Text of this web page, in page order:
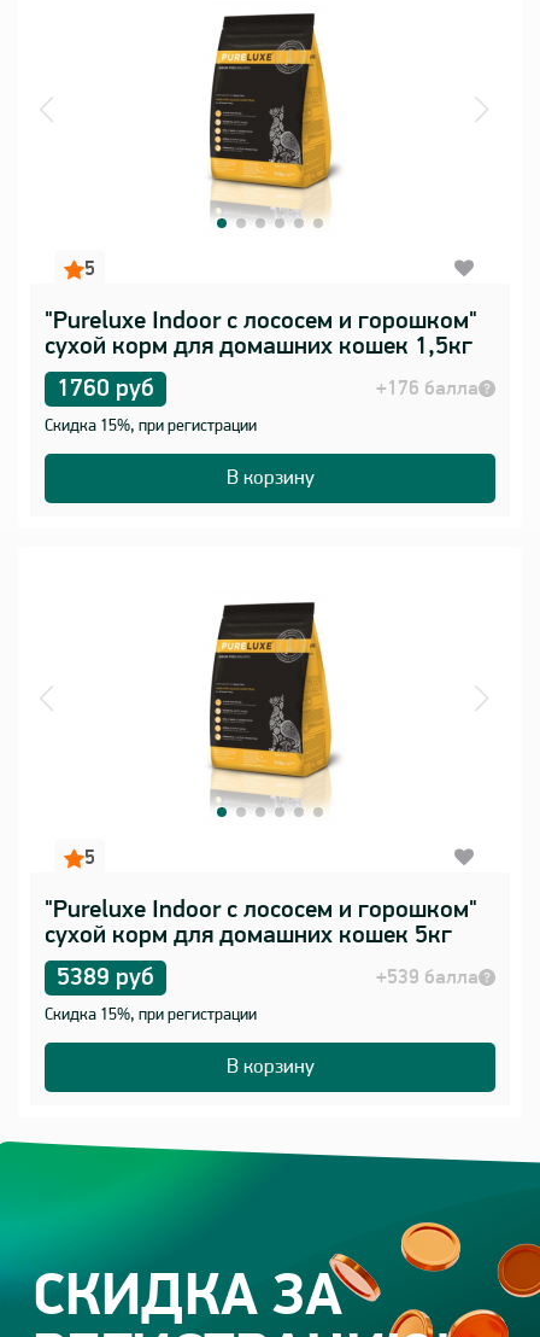
5
"Pureluxe Indoor с лососем и горошком"
сухой корм для домашних кошек 1,5кг
1760 руб
+176 балла
Скидка 15%, при регистрации
В корзину
5
"Pureluxe Indoor с лососем и горошком"
сухой корм для домашних кошек 5кг
5389 руб
+539 балла
Скидка 15%, при регистрации
В корзину
СКИДКА ЗА